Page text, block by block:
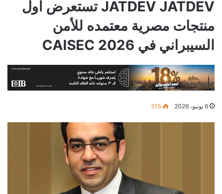
JATDEV JATDEV تستعرض اول
منتجات مصرية معتمده للأمن
السيبراني في CAISEC 2026
6 يونيو، 2026 515